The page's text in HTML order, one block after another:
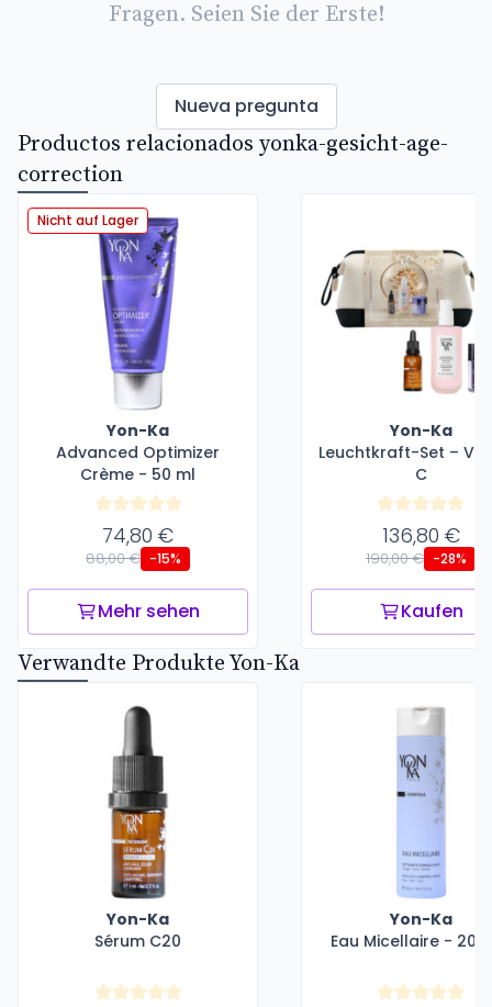
Fragen. Seien Sie der Erste!
Nueva pregunta
Productos relacionados yonka-gesicht-age-
correction
Nicht auf Lager
Yon-Ka
Advanced Optimizer
Crème - 50 ml
74,80 €
88,00 € -15%
Mehr sehen
Yon-Ka
Leuchtkraft-Set –
C
136,80 €
190,00 € -28%
Kaufen
Verwandte Produkte Yon-Ka
Yon-Ka
Sérum C20
Yon-Ka
Eau Micellaire - 200